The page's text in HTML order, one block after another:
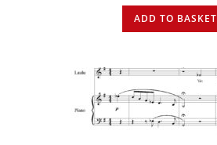
ADD TO BASKET